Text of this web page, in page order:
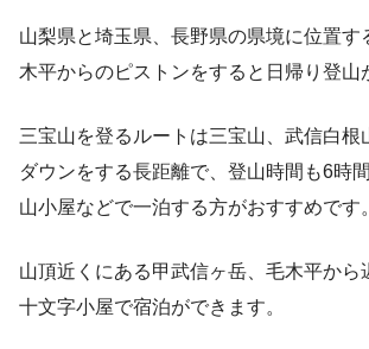
山梨県と埼玉県、長野県の県境に位置す
木平からのピストンをすると日帰り登山
三宝山を登るルートは三宝山、武信白根
ダウンをする長距離で、登山時間も6時
山小屋などで一泊する方がおすすめです。
山頂近くにある甲武信ヶ岳、毛木平から
十文字小屋で宿泊ができます。